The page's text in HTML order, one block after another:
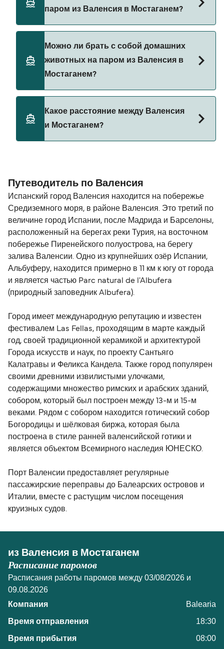
пароме из Валенсия в Мостаганем с
паром из Валенсия в Мостаганем?
автомобилем из Валенсия в Мостаганем с
Balearia
Можно ли брать с собой домашних
животных на паром из Валенсия в
Мостаганем?
борт парома. Возможно, вам понадобится
паспорт для питомца. Пожалуйста, ознакомьтесь
с правилами перевозки животных у операторов
Balearia
Какое расстояние между Валенсия
и Мостаганем?
Путеводитель по Валенсия
Испанский город Валенсия находится на побережье
Средиземного моря, в районе Валенсия. Это третий по
величине город Испании, после Мадрида и Барселоны,
расположенный на берегах реки Турия, на восточном
побережье Пиренейского полуострова, на берегу
залива Валенсии. Одно из крупнейших озёр Испании,
Альбуферу, находится примерно в 11 км к югу от города
и является частью Parc natural de l'Albufera
(природный заповедник Albufera).
Город имеет международную репутацию и известен
фестивалем Las Fellas, проходящим в марте каждый
год, своей традиционной керамикой и архитектурой
Города искусств и наук, по проекту Сантьяго
Калатравы и Феликса Кандела. Также город популярен
своими древними извилистыми улочками,
содержащими множество римских и арабских зданий,
собором, который был построен между 13-м и 15-м
веками. Рядом с собором находится готический собор
Богородицы и шёлковая биржа, которая была
построена в стиле ранней валенсийской готики и
является объектом Всемирного наследия ЮНЕСКО.
Порт Валенсии предоставляет регулярные
пассажирские переправы до Балеарских островов и
Италии, вместе с растущим числом посещения
круизных судов.
из Валенсия в Мостаганем
Расписание паромов
Расписания работы паромов между 03/08/2026 и
09.08.2026
Balearia
18:30
08:00